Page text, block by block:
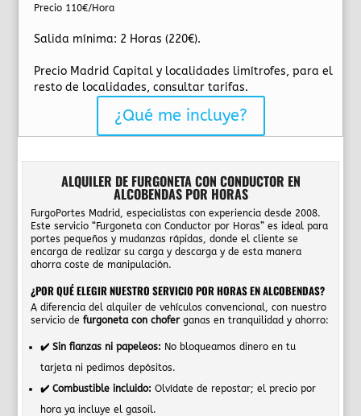
Precio 110€/Hora
Salida mínima: 2 Horas (220€).
Precio Madrid Capital y localidades limítrofes, para el
resto de localidades, consultar tarifas.
¿Qué me incluye?
ALQUILER DE FURGONETA CON CONDUCTOR EN
ALCOBENDAS POR HORAS
FurgoPortes Madrid, especialistas con experiencia desde 2008.
Este servicio “Furgoneta con Conductor por Horas” es ideal para
portes pequeños y mudanzas rápidas, donde el cliente se
encarga de realizar su carga y descarga y de esta manera
ahorra coste de manipulación.
¿POR QUÉ ELEGIR NUESTRO SERVICIO POR HORAS EN ALCOBENDAS?
A diferencia del alquiler de vehículos convencional, con nuestro
servicio defurgoneta con choferganas en tranquilidad y ahorro:
✔️ Sin fianzas ni papeleos: No bloqueamos dinero en tu
tarjeta ni pedimos depósitos.
✔️ Combustible incluido: Olvídate de repostar; el precio por
hora ya incluye el gasoil.